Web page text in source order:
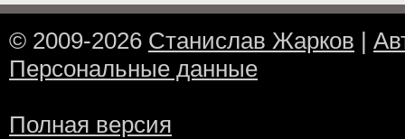
© 2009-2026 Станислав Жарков |
Персональные данные
Полная версия